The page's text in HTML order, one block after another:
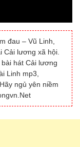
đau – Vũ Linh,
Cải lương xã hội.
hát Cải lương
Linh mp3,
ngủ yên niềm